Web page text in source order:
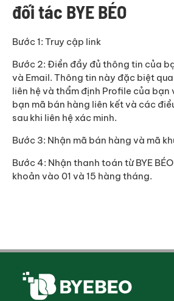
đối tác BYE BÉO
Bước 1: Truy cập link
Bước 2: Điền đầy đủ thông tin của
và Email. Thông tin này đặc biệt
liên hệ và thẩm định Profile của
bạn mã bán hàng liên kết và các
sau khi liên hệ xác minh.
Bước 3: Nhận mã bán hàng và mã
Bước 4: Nhận thanh toán từ BYE
khoản vào 01 và 15 hàng tháng.